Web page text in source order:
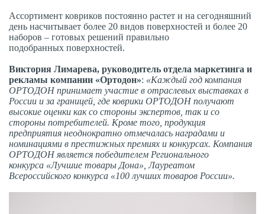
Ассортимент ковриков постоянно растет и на сегодняшний
день насчитывает более 20 видов поверхностей и более 20
наборов – готовых решений правильно
подобранных поверхностей.
Виктория Лимарева, руководитель отдела маркетинга и
рекламы компании «Ортодон»: «Каждый год компания
ОРТОДОН принимает участие в отраслевых выставках в
России и за границей, где коврики ОРТОДОН получают
высокие оценки как со стороны экспертов, так и со
стороны потребителей. Кроме того, продукция
предприятия неоднократно отмечалась наградами и
номинациями в престижных премиях и конкурсах. Компания
ОРТОДОН является победителем Регионального
конкурса «Лучшие товары Дона», Лауреатом
Всероссийского конкурса «100 лучших товаров России».